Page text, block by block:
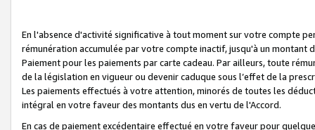
En l'absence d'activité significative à tout moment sur votre compte
rémunération accumulée par votre compte inactif, jusqu'à un montant
Paiement pour les paiements par carte cadeau. Par ailleurs, toute
de la législation en vigueur ou devenir caduque sous l’effet de la
Les paiements effectués à votre attention, minorés de toutes les
intégral en votre faveur des montants dus en vertu de l'Accord.
En cas de paiement excédentaire effectué en votre faveur pour